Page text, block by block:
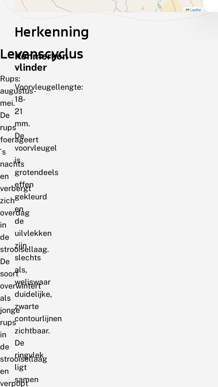
Leaflet
Levenscyclus
Rups:
augustus-
mei.
De
rups
foerageert
´s
nachts
en
verbergt
zich
overdag
in
de
strooisellaag.
De
soort
overwintert
als
jonge
rups
in
de
strooisellaag
en
verpopt
Herkenning
Kenmerken
vlinder
Voorvleugellengte:
18-
21
mm.
De
voorvleugel
is
grotendeels
effen
gekleurd
en
de
uilvlekken
zijn
slechts
als,
weliswaar
duidelijke,
zwarte
contourlijnen
zichtbaar.
De
ringvlek
ligt
samen